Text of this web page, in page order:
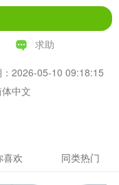
求助
2026-05-10 09:18:15
中文
喜欢 同类热门